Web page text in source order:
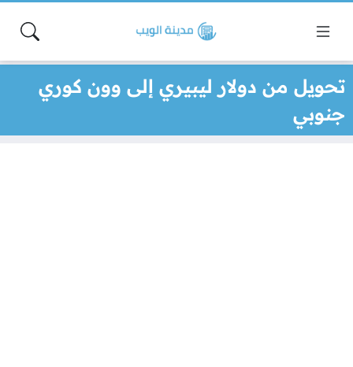
تحويل من دولار ليبيري إلى وون كوري
جنوبي